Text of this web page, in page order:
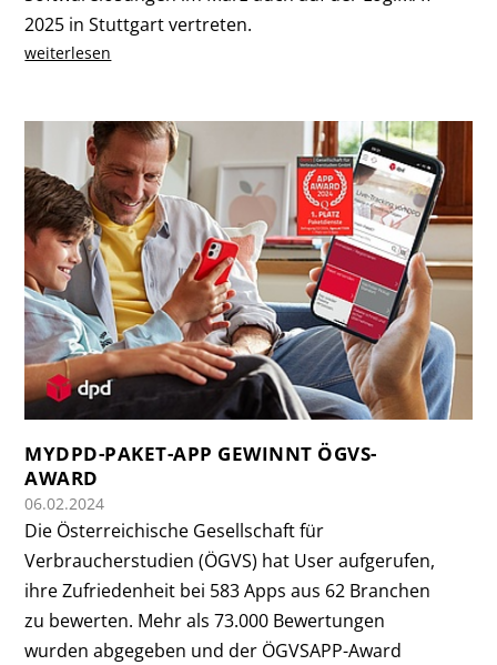
2025 in Stuttgart vertreten.
weiterlesen
MYDPD-PAKET-APP GEWINNT ÖGVS-
AWARD
06.02.2024
Die Österreichische Gesellschaft für
Verbraucherstudien (ÖGVS) hat User aufgerufen,
ihre Zufriedenheit bei 583 Apps aus 62 Branchen
zu bewerten. Mehr als 73.000 Bewertungen
wurden abgegeben und der ÖGVSAPP-Award